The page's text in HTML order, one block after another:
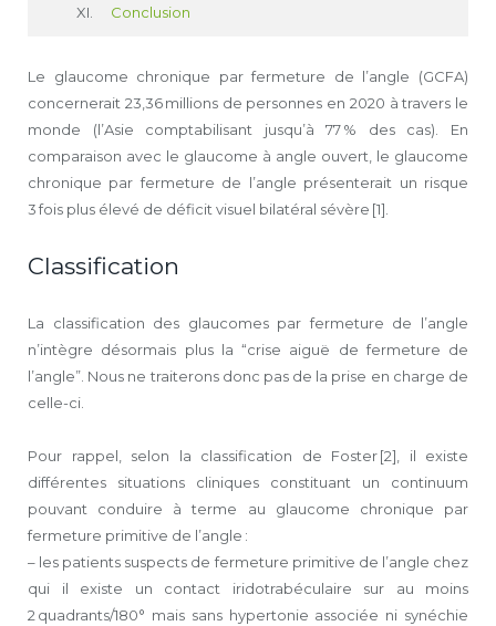
Conclusion
Le glaucome chronique par fermeture de l’angle (GCFA)
concernerait 23,36 millions de personnes en 2020 à travers le
monde (l’Asie compta­bilisant jusqu’à 77 % des cas). En
comparaison avec le glaucome à angle ouvert, le glaucome
chronique par fermeture de l’angle présenterait un risque
3 fois plus élevé de déficit visuel bilatéral sévère [1].
Classification
La classification des glaucomes par fermeture de l’angle
n’intègre désormais plus la “crise aiguë de fermeture de
l’angle”. Nous ne traiterons donc pas de la prise en charge de
celle-ci.
Pour rappel, selon la classification de Foster [2], il existe
différentes situations cliniques constituant un continuum
pouvant conduire à terme au glaucome chronique par
fermeture primitive de l’angle :
– les patients suspects de fermeture primitive de l’angle chez
qui il existe un contact iridotrabéculaire sur au moins
2 quadrants/180° mais sans hypertonie associée ni synéchie